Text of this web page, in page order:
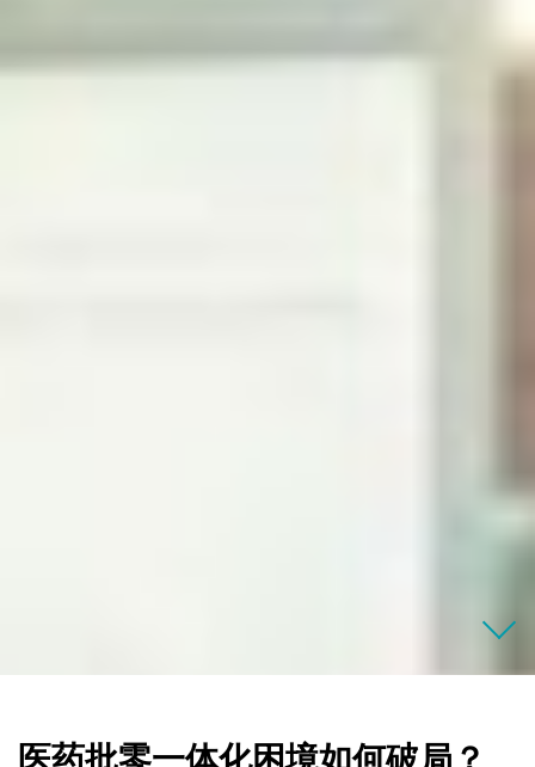
医药批零一体化困境如何破局？